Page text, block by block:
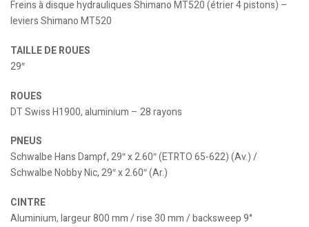
Freins à disque hydrauliques Shimano MT520 (étrier 4 pistons) –
leviers Shimano MT520
TAILLE DE ROUES
29″
ROUES
DT Swiss H1900, aluminium – 28 rayons
PNEUS
Schwalbe Hans Dampf, 29″ x 2.60″ (ETRTO 65-622) (Av.) /
Schwalbe Nobby Nic, 29″ x 2.60″ (Ar.)
CINTRE
Aluminium, largeur 800 mm / rise 30 mm / backsweep 9°